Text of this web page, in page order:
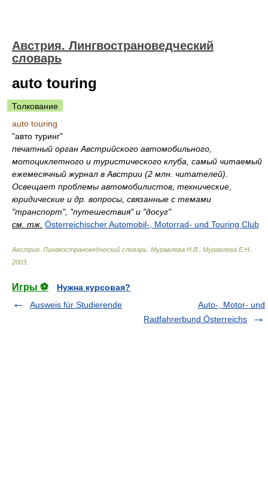
Австрия. Лингвострановедческий
словарь
auto touring
Толкование
auto touring
"авто туринг"
печатный орган Австрийского автомобильного,
мотоциклетного и туристического клуба, самый читаемый
ежемесячный журнал в Австрии (2 млн. читателей).
Освещает проблемы автомобилистов, технические,
юридические и др. вопросы, связанные с темами
"транспорт", "путешествия" и "досуг"
см. тж. Österreichischer Automobil-, Motorrad- und Touring Club
Австрия. Лингвострановедческий словарь Муравлева Н.В., Муравлева Е.Н.
2003
Игры ⚽
Нужна курсовая?
Ausweis für Studierende
Auto-, Motor- und
Radfahrerbund Österreichs